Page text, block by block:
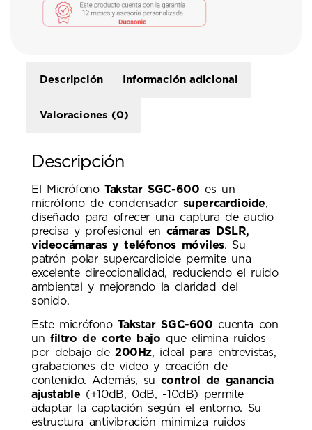
Descripción Información adicional
Valoraciones (0)
Descripción
El MicrófonoTakstar SGC-600 es un
micrófono de condensador supercardioide,
diseñado para ofrecer una captura de audio
precisa y profesional en cámaras DSLR,
videocámaras y teléfonos móviles. Su
patrón polar supercardioide permite una
excelente direccionalidad, reduciendo el ruido
ambiental y mejorando la claridad del
sonido.
Este micrófonoTakstar SGC-600cuenta con
un filtro de corte bajo que elimina ruidos
por debajo de 200Hz, ideal para entrevistas,
grabaciones de video y creación de
contenido. Además, su control de ganancia
ajustable (+10dB, 0dB, -10dB) permite
adaptar la captación según el entorno. Su
estructura antivibración minimiza ruidos